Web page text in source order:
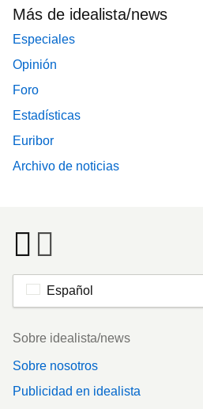
Más de idealista/news
Especiales
Opinión
Foro
Estadísticas
Euribor
Archivo de noticias
Español
Footer
Sobre idealista/news
Sobre nosotros
Publicidad en idealista